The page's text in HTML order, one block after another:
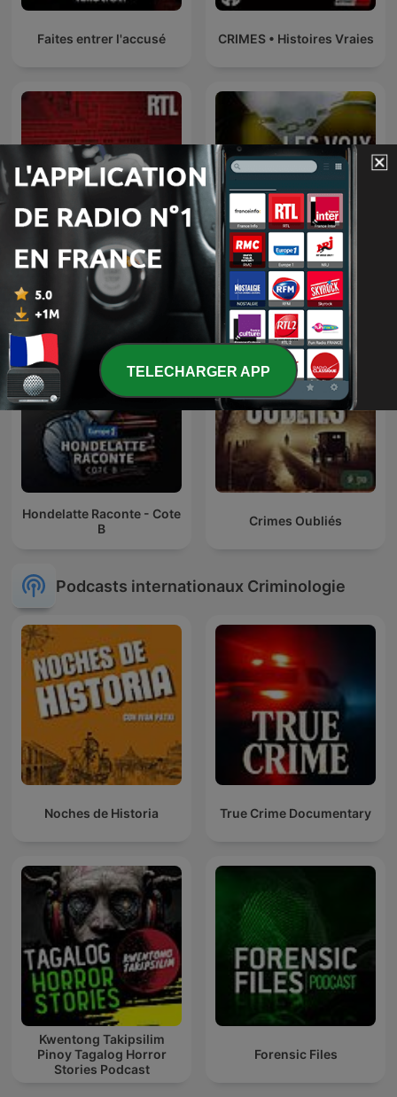
Faites entrer l'accusé CRIMES • Histoires Vraies
L’heure du crime : les
archives de Jacques
Pradel
Les voix du crime
Hondelatte Raconte - Cote
B
Crimes Oubliés
Podcasts internationaux Criminologie
Noches de Historia True Crime Documentary
Kwentong Takipsilim
Pinoy Tagalog Horror
Stories Podcast
Forensic Files
TELECHARGER APP